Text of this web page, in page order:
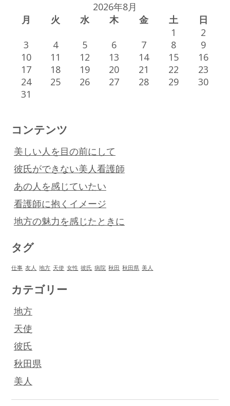
2026年8月
月
火 水 木 金 土
日
1
2
3
4 5 6 7 8
9
10
11 12 13 14 15
16
17
18 19 20 21 22
23
24
25 26 27 28 29
30
31
コンテンツ
美しい人を目の前にして
彼氏ができない美人看護師
あの人を感じていたい
看護師に抱くイメージ
地方の魅力を感じたときに
タグ
仕事 友人 地方 天使 女性 彼氏 病院 秋田 秋田県 美人
カテゴリー
地方
天使
彼氏
秋田県
美人